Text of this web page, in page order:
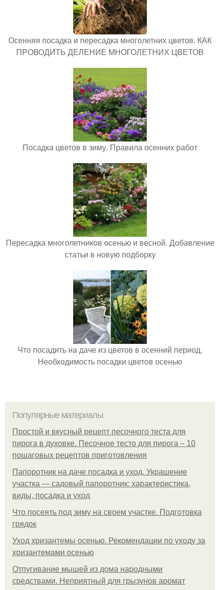
Осенняя посадка и пересадка многолетних цветов. КАК
ПРОВОДИТЬ ДЕЛЕНИЕ МНОГОЛЕТНИХ ЦВЕТОВ
Посадка цветов в зиму. Правила осенних работ
Пересадка многолетников осенью и весной. Добавление
статьи в новую подборку
Что посадить на даче из цветов в осенний период.
Необходимость посадки цветов осенью
Популярные материалы
Простой и вкусный рецепт песочного теста для
пирога в духовке. Песочное тесто для пирога – 10
пошаговых рецептов приготовления
Папоротник на даче посадка и уход. Украшение
участка — садовый папоротник: характеристика,
виды, посадка и уход
Что посеять под зиму на своем участке. Подготовка
грядок
Уход хризантемы осенью. Рекомендации по уходу за
хризантемами осенью
Отпугивание мышей из дома народными
средствами. Неприятный для грызунов аромат